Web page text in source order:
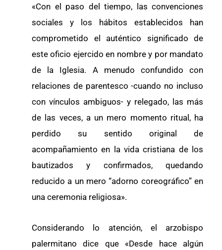
«Con el paso del tiempo, las convenciones
sociales y los hábitos establecidos han
comprometido el auténtico significado de
este oficio ejercido en nombre y por mandato
de la Iglesia. A menudo confundido con
relaciones de parentesco -cuando no incluso
con vínculos ambiguos- y relegado, las más
de las veces, a un mero momento ritual, ha
perdido su sentido original de
acompañamiento en la vida cristiana de los
bautizados y confirmados, quedando
reducido a un mero “adorno coreográfico” en
una ceremonia religiosa».
Considerando lo atención, el arzobispo
palermitano dice que «Desde hace algún